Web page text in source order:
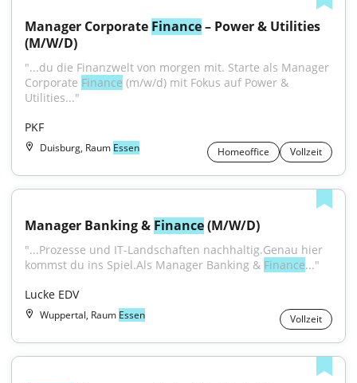
Manager Corporate Finance – Power & Utilities
(M/W/D)
"...du die Finanzwelt von morgen mit. Starte als Manager
Corporate Finance (m/w/d) mit Fokus auf Power &
Utilities..."
PKF
Duisburg, Raum Essen Homeoffice Vollzeit
Manager Banking & Finance (M/W/D)
"...Prozesse und IT-Landschaften nachhaltig.Genau hier
kommst du ins Spiel.Als Manager Banking & Finance..."
Lucke EDV
Wuppertal, Raum Essen Vollzeit